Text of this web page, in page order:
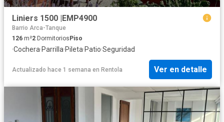
Liniers 1500 |EMP4900
Barrio Arca-Tanque
126 m²2 Dormitorios Piso
·Cochera·Parrilla·Pileta·Patio·Seguridad
Actualizado hace 1 semana en Rentola Ver en detalle